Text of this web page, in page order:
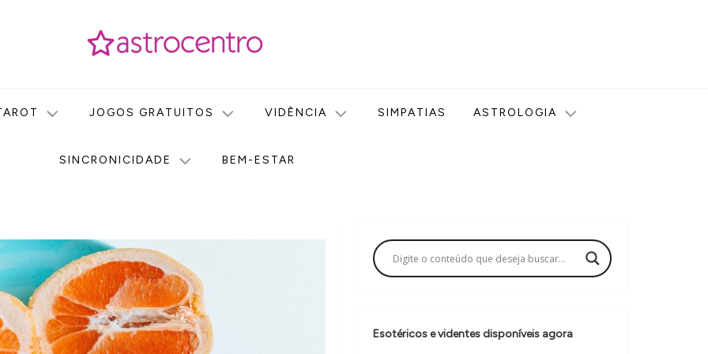
JOGOS GRATUITOS VIDÊNCIA SIMPATIAS ASTROLOGIA
SINCRONICIDADE BEM-ESTAR
Esotéricos e videntes disponíveis agora